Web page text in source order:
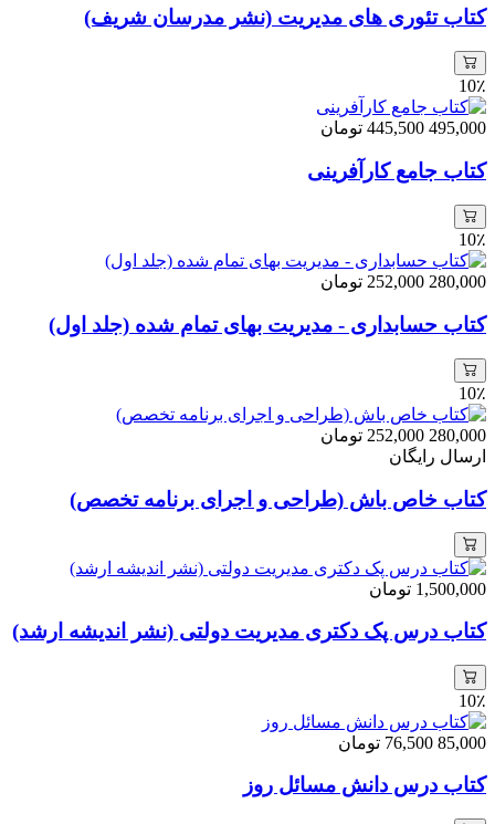
کتاب تئوری های مدیریت (نشر مدرسان شریف)
10٪
495,000
445,500 تومان
کتاب جامع کارآفرینی
10٪
280,000
252,000 تومان
کتاب حسابداری - مدیریت بهای تمام شده (جلد اول)
10٪
280,000
252,000 تومان
ارسال رایگان
کتاب خاص باش (طراحی و اجرای برنامه تخصص)
1,500,000 تومان
کتاب درس پک دکتری مدیریت دولتی (نشر اندیشه ارشد)
10٪
85,000
76,500 تومان
کتاب درس دانش مسائل روز